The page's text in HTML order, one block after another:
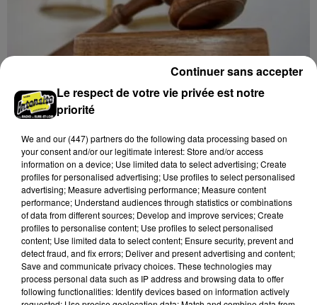
17h37
LE COUDRAY - VENTE AUX ENCHÈRES :
AUTOMOBILES 1/43E
Mardi 22 septembre et 8 décembre à 10h00 à
l'Espace des ventes du Coudray : vente aux enchères.
Automobiles 1/43e.
Le respect de votre vie privée est notre
priorité
We and our (447) partnersdo the following data processing based on
your consent and/or our legitimate interest: Store and/or access
information on a device; Use limited data to select advertising; Create
profiles for personalised advertising; Use profiles to select personalised
advertising; Measure advertising performance; Measure content
performance; Understand audiences through statistics or combinations
of data from different sources; Develop and improve services; Create
profiles to personalise content; Use profiles to select personalised
content; Use limited data to select content; Ensure security, prevent and
detect fraud, and fix errors; Deliver and present advertising and content;
Save and communicate privacy choices. These technologies may
process personal data such as IP address and browsing data to offer
following functionalities: Identify devices based on information actively
Continuer sans accepter